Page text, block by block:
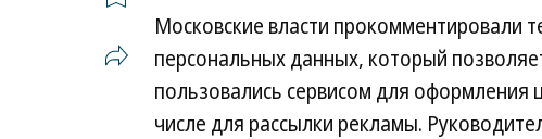
Московские власти прокомментировали
персональных данных, который
пользовались сервисом для
числе для рассылки рекламы.